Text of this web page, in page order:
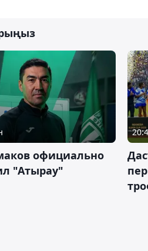
официально
"Атырау"